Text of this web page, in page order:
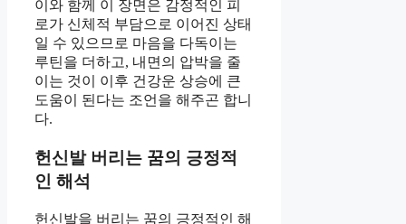
이와 함께 이 장면은 감정적인 피
로가 신체적 부담으로 이어진 상태
일 수 있으므로 마음을 다독이는
루틴을 더하고, 내면의 압박을 줄
이는 것이 이후 건강운 상승에 큰
도움이 된다는 조언을 해주곤 합니
다.
헌신발 버리는 꿈의 긍정적
인 해석
헌신발을 버리는 꿈의 긍정적인 해